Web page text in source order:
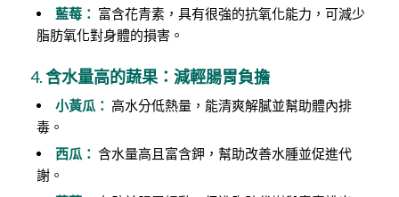
藍莓： 富含花青素，具有很強的抗氧化能力，可減少
脂肪氧化對身體的損害。
4.含水量高的蔬果：減輕腸胃負擔
小黃瓜： 高水分低熱量，能清爽解膩並幫助體內排
毒。
西瓜： 含水量高且富含鉀，幫助改善水腫並促進代
謝。